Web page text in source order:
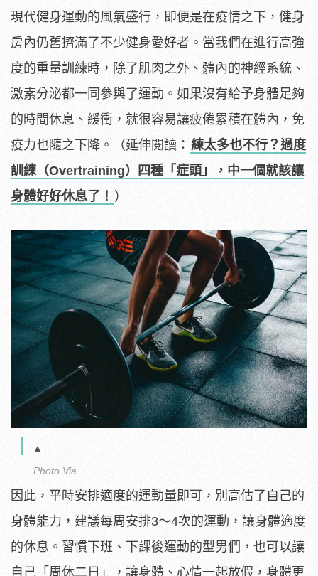
現代健身運動的風氣盛行，即便是在疫情之下，健身
房內仍舊擠滿了不少健身愛好者。當我們在進行高強
度的重量訓練時，除了肌肉之外、體內的神經系統、
激素分泌都一同參與了運動。如果沒有給予身體足夠
的時間休息、緩衝，就很容易讓疲倦累積在體內，免
疫力也隨之下降。（延伸閱讀： 練太多也不行？過度
訓練（Overtraining）四種「症頭」，中一個就該讓
身體好好休息了！ ）
▲
Photo Via
因此，平時安排適度的運動量即可，別高估了自己的
身體能力，建議每周安排3～4次的運動，讓身體適度
的休息。習慣下班、下課後運動的型男們，也可以讓
自己「周休二日」，讓身體、心情一起放假，身體更